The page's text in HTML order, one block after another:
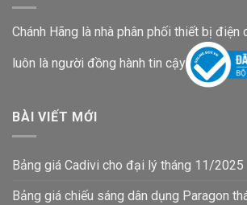
Chánh Hãng là nhà phân phối thiết bị điện
luôn là người đồng hành tin cậy
BÀI VIẾT MỚI
Bảng giá Cadivi cho đại lý tháng 11/2025
Bảng giá chiếu sáng dân dụng Paragon